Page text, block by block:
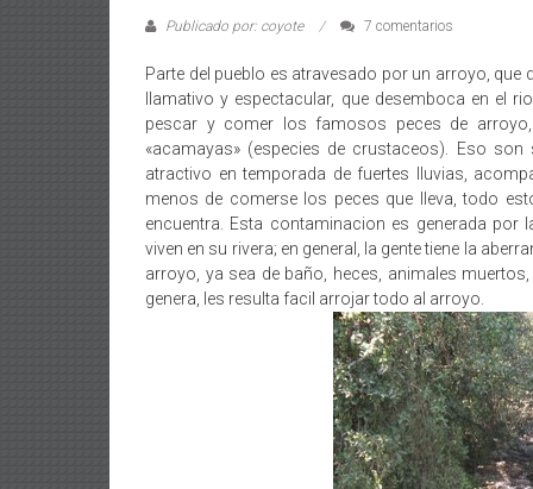
Publicado por: coyote 7 comentarios
Parte del pueblo es atravesado por un arroyo,
llamativo y espectacular, que desemboca en el
pescar y comer los famosos peces de
«acamayas» (especies de crustaceos). Eso
atractivo en temporada de fuertes lluvias,
menos de comerse los peces que lleva, todo
encuentra. Esta contaminacion es generada
viven en su rivera; en general, la gente tiene la
arroyo, ya sea de baño, heces, animales
genera, les resulta facil arrojar todo al arroyo.